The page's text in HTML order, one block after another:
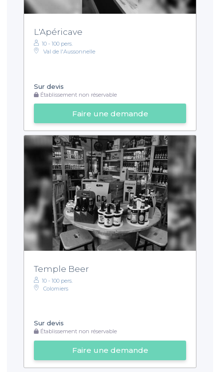
L'Apéricave
10 - 100 pers.
Val de l'Aussonnelle
Sur devis
Établissement non réservable
Faire une demande
Temple Beer
10 - 100 pers.
Colomiers
Sur devis
Établissement non réservable
Faire une demande